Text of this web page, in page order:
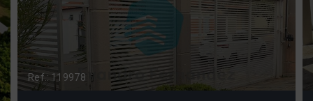
Ref.: 119978